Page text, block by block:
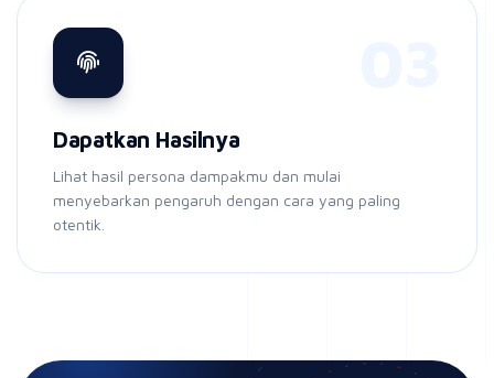
Dapatkan Hasilnya
Lihat hasil persona dampakmu dan mulai
menyebarkan pengaruh dengan cara yang paling
otentik.